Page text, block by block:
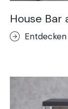
House Bar